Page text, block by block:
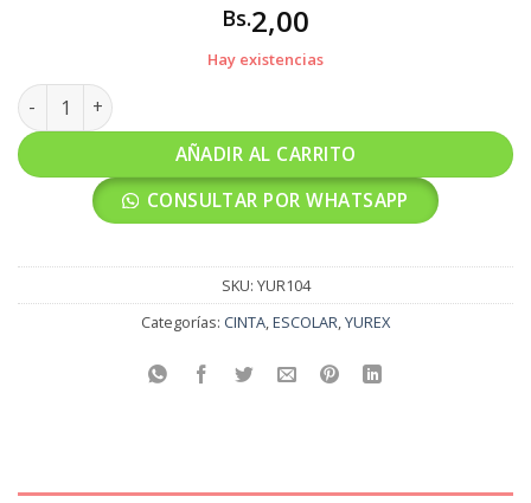
Bs.2,00
Hay existencias
YUREX TORNASOL ARO ANCHO 1.5CM 24 UNI cantidad
AÑADIR AL CARRITO
CONSULTAR POR WHATSAPP
SKU: YUR104
Categorías: CINTA,ESCOLAR,YUREX